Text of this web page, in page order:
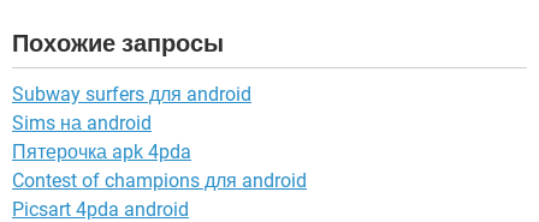
Похожие запросы
Subway surfers для android
Sims на android
Пятерочка apk 4pda
Contest of champions для android
Picsart 4pda android